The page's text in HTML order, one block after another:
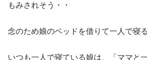
もみされそう・・
念のため娘のベッドを借りて一人で寝
いつも一人で寝ている娘は、「ママと